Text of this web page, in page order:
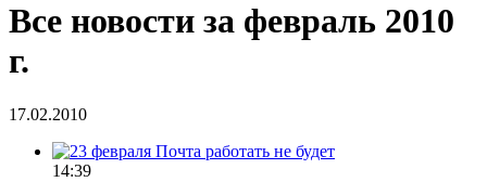
Все новости за февраль 2010
г.
17.02.2010
14:39